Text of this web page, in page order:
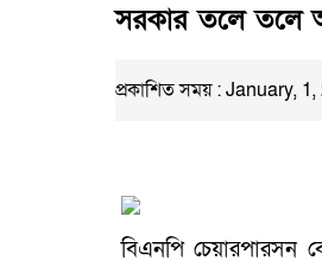
সরকার তলে তলে
প্রকাশিত সময় : January,
বিএনপি